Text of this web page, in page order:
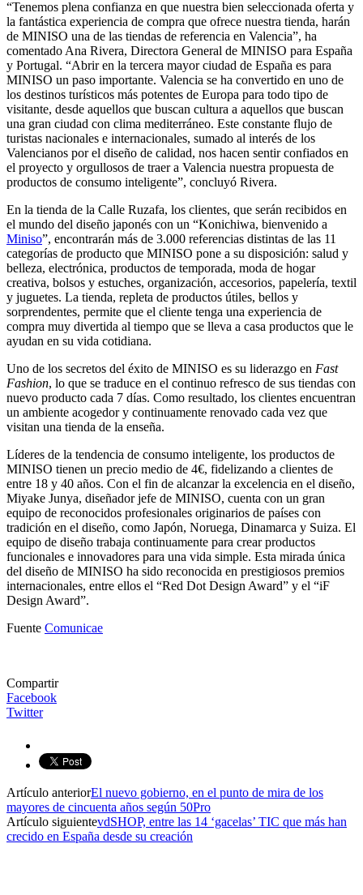
“Tenemos plena confianza en que nuestra bien seleccionada oferta y
la fantástica experiencia de compra que ofrece nuestra tienda, harán
de MINISO una de las tiendas de referencia en Valencia”, ha
comentado Ana Rivera, Directora General de MINISO para España
y Portugal. “Abrir en la tercera mayor ciudad de España es para
MINISO un paso importante. Valencia se ha convertido en uno de
los destinos turísticos más potentes de Europa para todo tipo de
visitante, desde aquellos que buscan cultura a aquellos que buscan
una gran ciudad con clima mediterráneo. Este constante flujo de
turistas nacionales e internacionales, sumado al interés de los
Valencianos por el diseño de calidad, nos hacen sentir confiados en
el proyecto y orgullosos de traer a Valencia nuestra propuesta de
productos de consumo inteligente”, concluyó Rivera.
En la tienda de la Calle Ruzafa, los clientes, que serán recibidos en
el mundo del diseño japonés con un “Konichiwa, bienvenido a
Miniso”, encontrarán más de 3.000 referencias distintas de las 11
categorías de producto que MINISO pone a su disposición: salud y
belleza, electrónica, productos de temporada, moda de hogar
creativa, bolsos y estuches, organización, accesorios, papelería, textil
y juguetes. La tienda, repleta de productos útiles, bellos y
sorprendentes, permite que el cliente tenga una experiencia de
compra muy divertida al tiempo que se lleva a casa productos que le
ayudan en su vida cotidiana.
Uno de los secretos del éxito de MINISO es su liderazgo en Fast
Fashion, lo que se traduce en el continuo refresco de sus tiendas con
nuevo producto cada 7 días. Como resultado, los clientes encuentran
un ambiente acogedor y continuamente renovado cada vez que
visitan una tienda de la enseña.
Líderes de la tendencia de consumo inteligente, los productos de
MINISO tienen un precio medio de 4€, fidelizando a clientes de
entre 18 y 40 años. Con el fin de alcanzar la excelencia en el diseño,
Miyake Junya, diseñador jefe de MINISO, cuenta con un gran
equipo de reconocidos profesionales originarios de países con
tradición en el diseño, como Japón, Noruega, Dinamarca y Suiza. El
equipo de diseño trabaja continuamente para crear productos
funcionales e innovadores para una vida simple. Esta mirada única
del diseño de MINISO ha sido reconocida en prestigiosos premios
internacionales, entre ellos el “Red Dot Design Award” y el “iF
Design Award”.
Fuente Comunicae
Compartir
Facebook
Twitter
Artículo anteriorEl nuevo gobierno, en el punto de mira de los
mayores de cincuenta años según 50Pro
Artículo siguientevdSHOP, entre las 14 ‘gacelas’ TIC que más han
crecido en España desde su creación